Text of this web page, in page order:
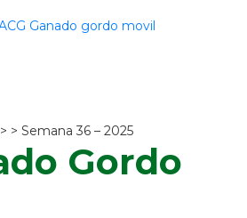
> > Semana 36 – 2025
Gordo